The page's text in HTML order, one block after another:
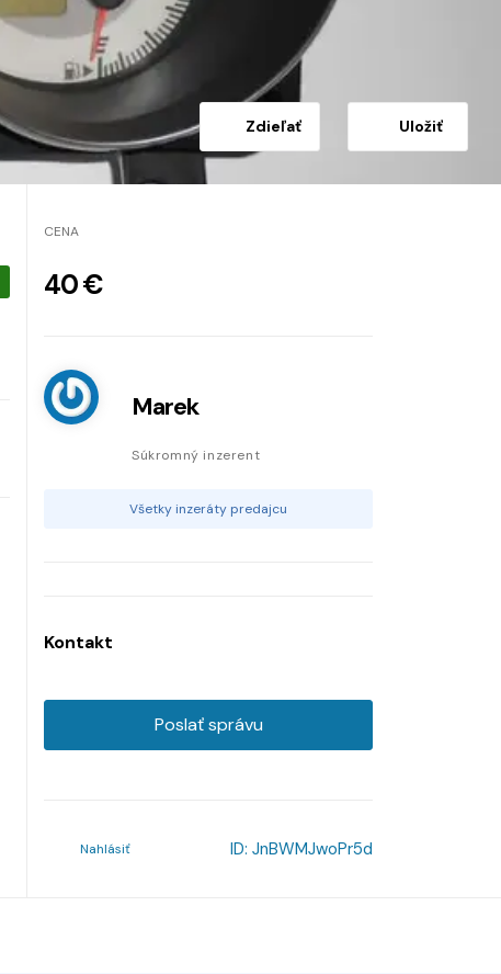
Zdieľať Uložiť
CENA
40 €
Marek
Súkromný inzerent
Všetky inzeráty predajcu
Kontakt
Poslať správu
Nahlásiť ID: JnBWMJwoPr5d